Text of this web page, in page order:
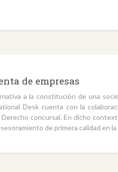
de empresas
a la constitución de una
Desk cuenta con la
concursal. En dicho
de primera calidad en